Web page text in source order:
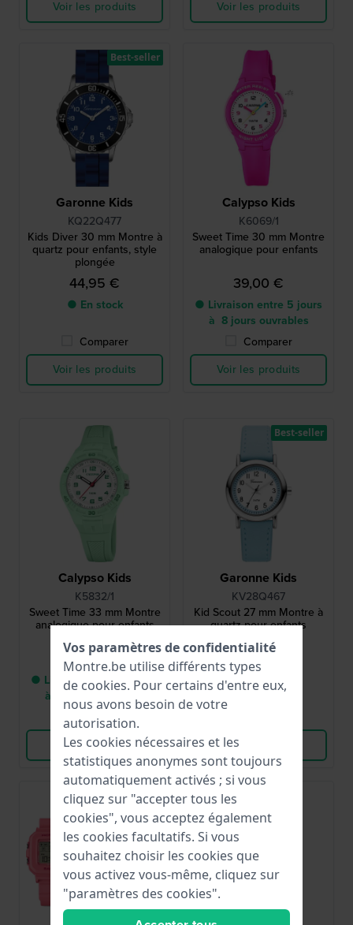
Voir les produits
Voir les produits
Garonne Kids
KQ22Q477
Kids Diver 30 mm Montre à
quartz pour enfants, style
plongée
44,95 €
● En stock
Comparer
Voir les produits
Best-seller
Calypso Kids
K6069/1
Sweet Time 30 mm Montre
analogique pour enfants
39,00 €
● Livraison entre 5 jours
à 8 jours ouvrables
Comparer
Voir les produits
Calypso Kids
K5832/1
Sweet Time 33 mm Montre
analogique pour enfants
34,00 €
● Livraison entre 5 jours
à 8 jours ouvrables
Comparer
Voir les produits
Garonne Kids
KV28Q467
Kid Scout 27 mm Montre à
quartz pour enfants
39,95 €
● En stock
Voir les produits
Best-seller
Best-seller
Vos paramètres de confidentialité
Montre.be utilise différents types
de cookies. Pour certains d'entre eux,
nous avons besoin de votre
autorisation.
Les cookies nécessaires et les
statistiques anonymes sont toujours
automatiquement activés ; si vous
cliquez sur "accepter tous les
cookies", vous acceptez également
les cookies facultatifs. Si vous
souhaitez choisir les cookies que
vous activez vous-même, cliquez sur
"paramètres des cookies".